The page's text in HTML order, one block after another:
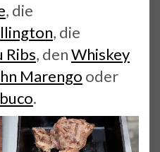
, die
, die
Ribs, denWhiskey
Marengo oder
.